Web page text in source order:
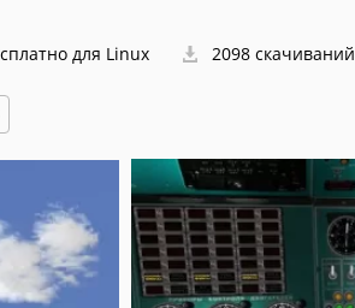
для Linux 2098 скачиваний